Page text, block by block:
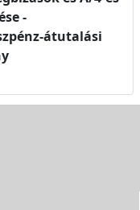
-
átutalási